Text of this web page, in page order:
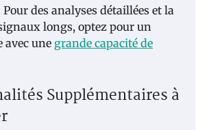
Pour des analyses détaillées et la
longs, optez pour un
avec une grande capacité de
Supplémentaires à